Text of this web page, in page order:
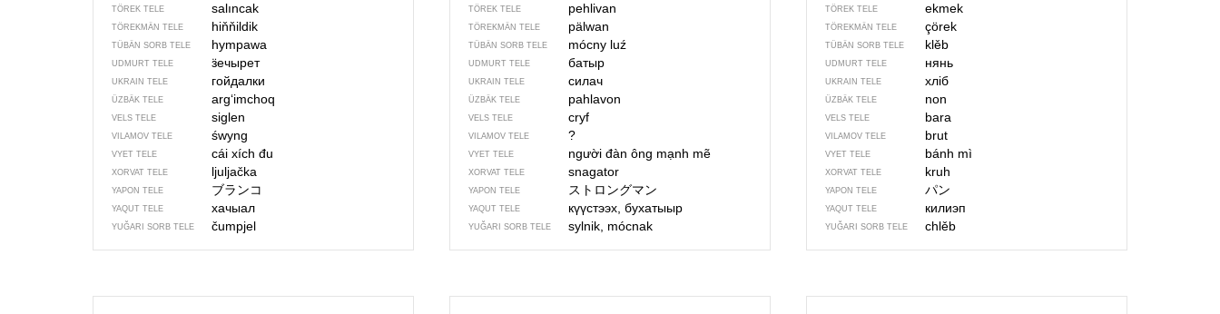
TÖREK TELE salıncak
TÖREKMÄN TELE hiňňildik
TÜBÄN SORB TELE hympawa
UDMURT TELE ӟечырет
UKRAIN TELE гойдалки
ÜZBÄK TELE argʻimchoq
VELS TELE siglen
VILAMOV TELE śwyng
VYET TELE cái xích đu
XORVAT TELE ljuljačka
YAPON TELE ブランコ
YAQUT TELE хачыал
YUĞARI SORB TELE čumpjel
TÖREK TELE pehlivan
TÖREKMÄN TELE pälwan
TÜBÄN SORB TELE mócny luź
UDMURT TELE батыр
UKRAIN TELE силач
ÜZBÄK TELE pahlavon
VELS TELE cryf
VILAMOV TELE ?
VYET TELE người đàn ông mạnh mẽ
XORVAT TELE snagator
YAPON TELE ストロングマン
YAQUT TELE күүстээх, бухатыыр
YUĞARI SORB TELE sylnik, mócnak
TÖREK TELE ekmek
TÖREKMÄN TELE çörek
TÜBÄN SORB TELE klěb
UDMURT TELE нянь
UKRAIN TELE хліб
ÜZBÄK TELE non
VELS TELE bara
VILAMOV TELE brut
VYET TELE bánh mì
XORVAT TELE kruh
YAPON TELE パン
YAQUT TELE килиэп
YUĞARI SORB TELE chlěb